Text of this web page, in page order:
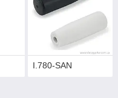
I.780-SAN